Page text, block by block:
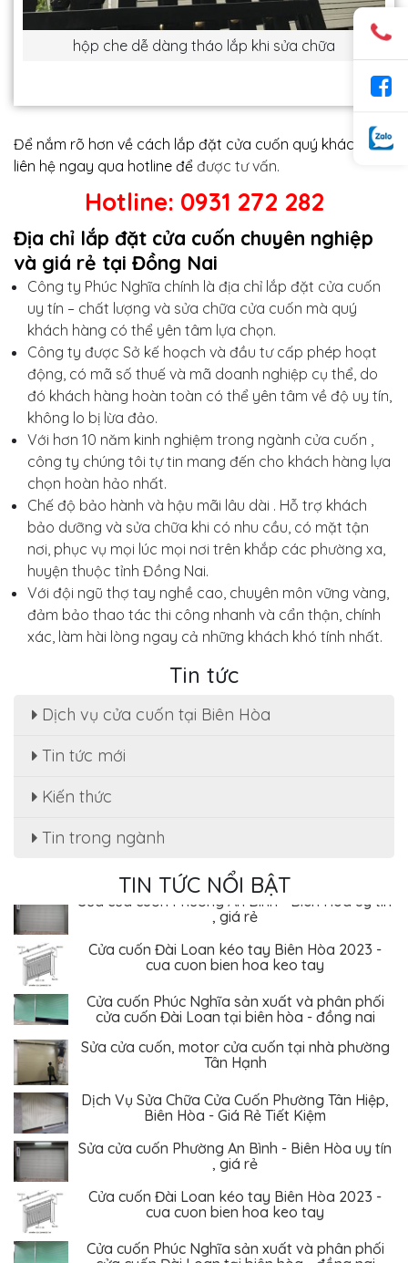
hộp che dễ dàng tháo lắp khi sửa chữa
Để nắm rõ hơn về cách lắp đặt cửa cuốn quý khách xin
liên hệ ngay qua hotline để được tư vấn.
Hotline: 0931 272 282
Địa chỉ lắp đặt cửa cuốn chuyên nghiệp
và giá rẻ tại Đồng Nai
Công ty Phúc Nghĩa chính là địa chỉ lắp đặt cửa cuốn
uy tín – chất lượng và sửa chữa cửa cuốn mà quý
khách hàng có thể yên tâm lựa chọn.
Công ty được Sở kế hoạch và đầu tư cấp phép hoạt
động, có mã số thuế và mã doanh nghiệp cụ thể, do
đó khách hàng hoàn toàn có thể yên tâm về độ uy tín,
không lo bị lừa đảo.
Với hơn 10 năm kinh nghiệm trong ngành cửa cuốn ,
công ty chúng tôi tự tin mang đến cho khách hàng lựa
chọn hoàn hảo nhất.
Chế độ bảo hành và hậu mãi lâu dài . Hỗ trợ khách
bảo dưỡng và sửa chữa khi có nhu cầu, có mặt tận
nơi, phục vụ mọi lúc mọi nơi trên khắp các phường xa,
huyện thuộc tỉnh Đồng Nai.
Với đội ngũ thợ tay nghề cao, chuyên môn vững vàng,
đảm bảo thao tác thi công nhanh và cẩn thận, chính
xác, làm hài lòng ngay cả những khách khó tính nhất.
Tin tức
Dịch vụ cửa cuốn tại Biên Hòa
Tin tức mới
Kiến thức
Tin trong ngành
TIN TỨC NỔI BẬT
Sửa cửa cuốn, motor cửa cuốn tại nhà phường
Dịch Vụ Sửa Chữa Cửa Cuốn Phường Tân Hiệp,
Sửa cửa cuốn Phường An Bình - Biên Hòa uy tín
, giá rẻ
Cửa cuốn Đài Loan kéo tay Biên Hòa 2023 -
cua cuon bien hoa keo tay
Cửa cuốn Phúc Nghĩa sản xuất và phân phối
cửa cuốn Đài Loan tại biên hòa - đồng nai
Sửa cửa cuốn, motor cửa cuốn tại nhà phường
Tân Hạnh
Dịch Vụ Sửa Chữa Cửa Cuốn Phường Tân Hiệp,
Biên Hòa - Giá Rẻ Tiết Kiệm
Sửa cửa cuốn Phường An Bình - Biên Hòa uy tín
, giá rẻ
Cửa cuốn Đài Loan kéo tay Biên Hòa 2023 -
cua cuon bien hoa keo tay
Cửa cuốn Phúc Nghĩa sản xuất và phân phối
cửa cuốn Đài Loan tại biên hòa - đồng nai